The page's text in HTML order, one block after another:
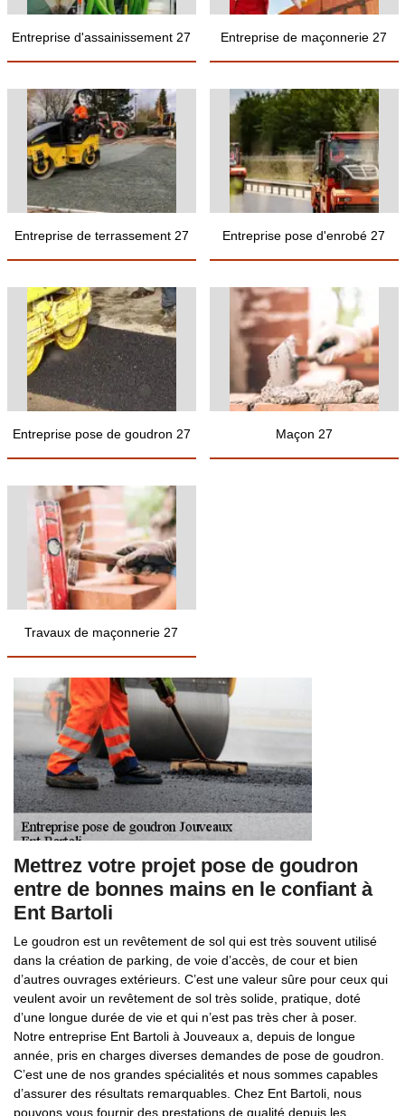
Entreprise d'assainissement 27 Entreprise de maçonnerie 27
Entreprise de terrassement 27 Entreprise pose d'enrobé 27
Entreprise pose de goudron 27 Maçon 27
Travaux de maçonnerie 27
Mettrez votre projet pose de goudron
entre de bonnes mains en le confiant à
Ent Bartoli
Le goudron est un revêtement de sol qui est très souvent utilisé
dans la création de parking, de voie d’accès, de cour et bien
d’autres ouvrages extérieurs. C’est une valeur sûre pour ceux qui
veulent avoir un revêtement de sol très solide, pratique, doté
d’une longue durée de vie et qui n’est pas très cher à poser.
Notre entreprise Ent Bartoli à Jouveaux a, depuis de longue
année, pris en charges diverses demandes de pose de goudron.
C’est une de nos grandes spécialités et nous sommes capables
d’assurer des résultats remarquables. Chez Ent Bartoli, nous
pouvons vous fournir des prestations de qualité depuis les